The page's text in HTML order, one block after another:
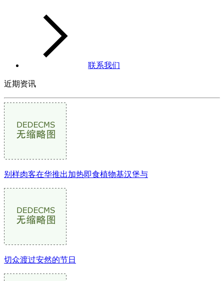
联系我们
近期资讯
别样肉客在华推出加热即食植物基汉堡与
切众渡过安然的节日